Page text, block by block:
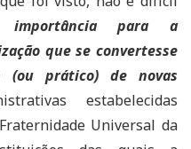
importância para a
que se convertesse
(ou prático) de novas
estabelecidas
Universal da